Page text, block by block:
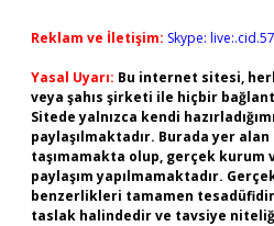
Reklam ve İletişim: Skype:
Yasal Uyarı: Bu internet sitesi,
veya şahıs şirketi ile hiçbir
Sitede yalnızca kendi
paylaşılmaktadır. Burada yer
taşımamakta olup, gerçek kurum
paylaşım yapılmamaktadır.
benzerlikleri tamamen
taslak halindedir ve tavsiye